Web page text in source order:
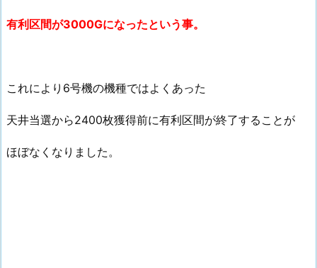
有利区間が3000Gになったという事。
これにより6号機の機種ではよくあった
天井当選から2400枚獲得前に有利区間が終了することが
ほぼなくなりました。